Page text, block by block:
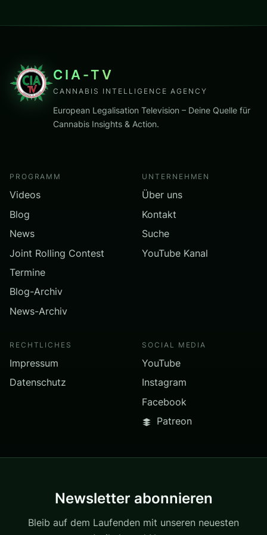
CIA-TV
CANNABIS INTELLIGENCE AGENCY
European Legalisation Television – Deine Quelle für
Cannabis Insights & Action.
PROGRAMM
Videos
Blog
News
Joint Rolling Contest
Termine
Blog-Archiv
News-Archiv
UNTERNEHMEN
Über uns
Kontakt
Suche
YouTube Kanal
RECHTLICHES
Impressum
Datenschutz
SOCIAL MEDIA
YouTube
Instagram
Facebook
Patreon
Newsletter abonnieren
Bleib auf dem Laufenden mit unseren neuesten